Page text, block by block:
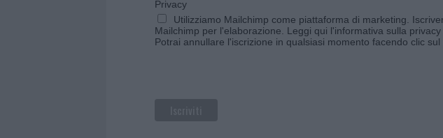
Privacy
Utilizziamo Mailchimp come piattaforma di marketing.
Mailchimp per l'elaborazione. Leggi qui l'informativa sulla
Potrai annullare l'iscrizione in qualsiasi momento facendo clic